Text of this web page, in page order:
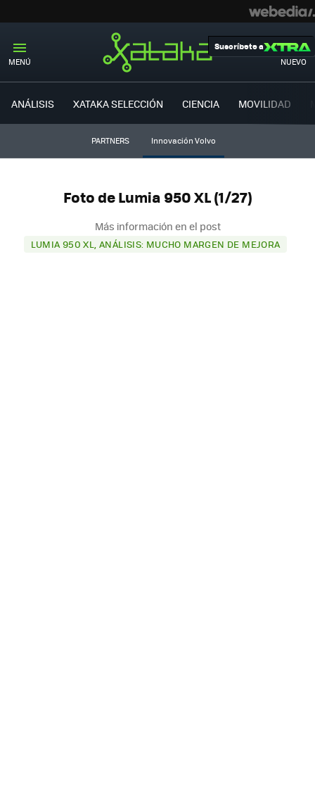
MENÚ NUEVO
Suscríbete a
ANÁLISIS XATAKA SELECCIÓN CIENCIA MOVILIDAD
PARTNERS Innovación Volvo
Foto de Lumia 950 XL (1/27)
Más información en el post
LUMIA 950 XL, ANÁLISIS: MUCHO MARGEN DE MEJORA